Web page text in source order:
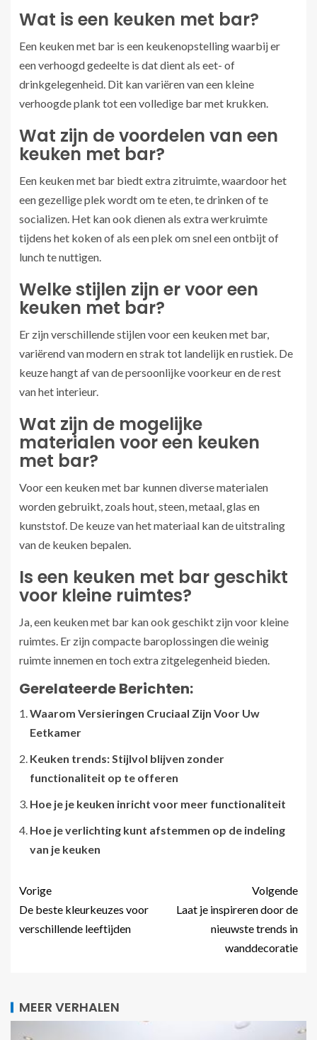
Wat is een keuken met bar?
Een keuken met bar is een keukenopstelling waarbij er
een verhoogd gedeelte is dat dient als eet- of
drinkgelegenheid. Dit kan variëren van een kleine
verhoogde plank tot een volledige bar met krukken.
Wat zijn de voordelen van een
keuken met bar?
Een keuken met bar biedt extra zitruimte, waardoor het
een gezellige plek wordt om te eten, te drinken of te
socializen. Het kan ook dienen als extra werkruimte
tijdens het koken of als een plek om snel een ontbijt of
lunch te nuttigen.
Welke stijlen zijn er voor een
keuken met bar?
Er zijn verschillende stijlen voor een keuken met bar,
variërend van modern en strak tot landelijk en rustiek. De
keuze hangt af van de persoonlijke voorkeur en de rest
van het interieur.
Wat zijn de mogelijke
materialen voor een keuken
met bar?
Voor een keuken met bar kunnen diverse materialen
worden gebruikt, zoals hout, steen, metaal, glas en
kunststof. De keuze van het materiaal kan de uitstraling
van de keuken bepalen.
Is een keuken met bar geschikt
voor kleine ruimtes?
Ja, een keuken met bar kan ook geschikt zijn voor kleine
ruimtes. Er zijn compacte baroplossingen die weinig
ruimte innemen en toch extra zitgelegenheid bieden.
Gerelateerde Berichten:
Waarom Versieringen Cruciaal Zijn Voor Uw
Eetkamer
Keuken trends: Stijlvol blijven zonder
functionaliteit op te offeren
Hoe je je keuken inricht voor meer functionaliteit
Hoe je verlichting kunt afstemmen op de indeling
van je keuken
Vorige
De beste kleurkeuzes voor
verschillende leeftijden
Volgende
Laat je inspireren door de
nieuwste trends in
wanddecoratie
MEER VERHALEN